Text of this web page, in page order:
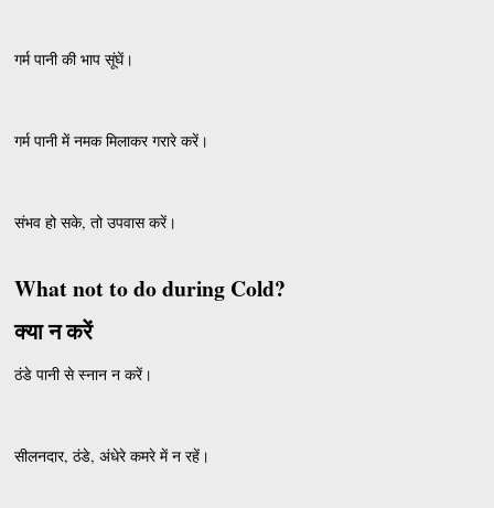
गर्म पानी की भाप सूंघें।
गर्म पानी में नमक मिलाकर गरारे करें।
संभव हो सके, तो उपवास करें।
What not to do during Cold?
क्या न करें
ठंडे पानी से स्नान न करें।
सीलनदार, ठंडे, अंधेरे कमरे में न रहें।